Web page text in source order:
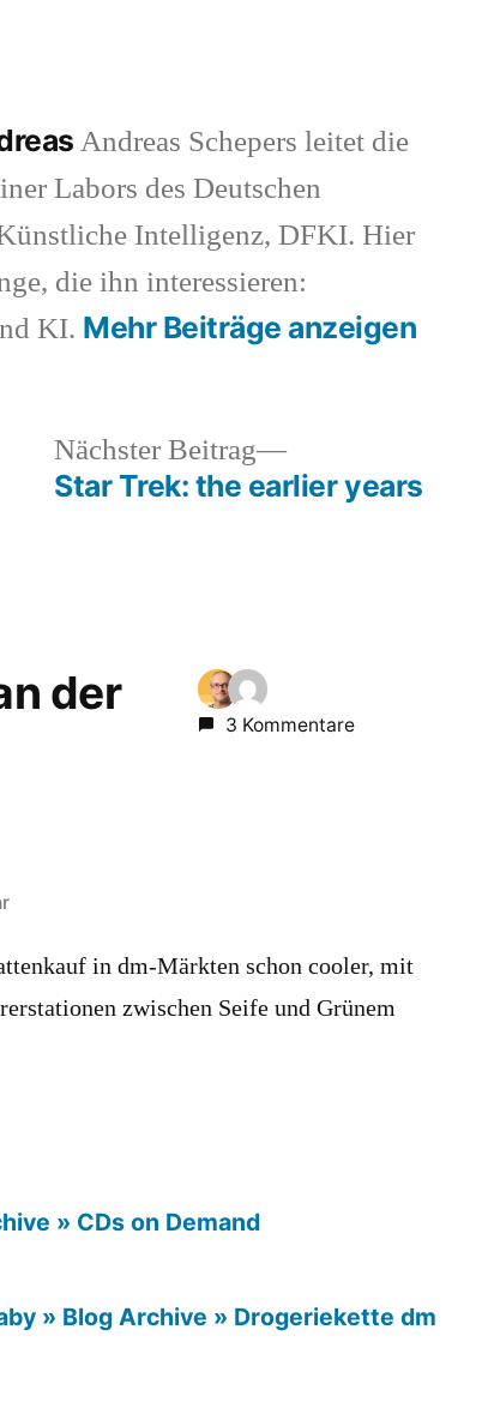
Andreas Schepers leitet die
Labors des Deutschen
Intelligenz, DFKI. Hier
die ihn interessieren:
KI. Mehr Beiträge anzeigen
Nächster Beitrag
Nächster
Beitrag:
Star Trek: the earlier years
der
3 Kommentare
in dm-Märkten schon cooler, mit
zwischen Seife und Grünem
» CDs on Demand
» Blog Archive » Drogeriekette dm